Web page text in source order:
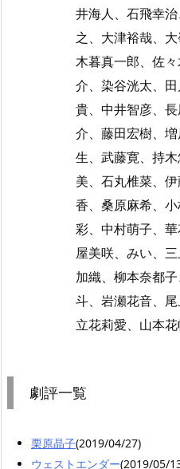
井海人、石飛幸
之、大津裕哉、大
木暮真一郎、佐
介、染谷洸太、
貴、中井智彦、
介、藤田宏樹、
生、武藤寛、持
美、石丸椎菜、
香、桑原麻希、
彩、中村萌子、
屋美咲、みい、
加織、柳本奈都
斗、岩瀬花音、尾
立花莉愛、山本
劇評一覧
栗原晶子(2019/04/27)
ウェストエンダー(2019/05/